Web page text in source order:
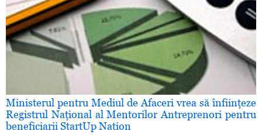
Ministerul pentru Mediul de Afaceri vrea să înfiinţeze
Registrul Naţional al Mentorilor Antreprenori pentru
beneficiarii StartUp Nation